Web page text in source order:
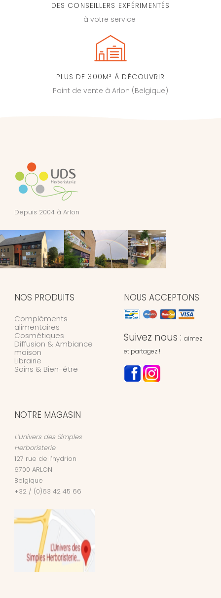
DES CONSEILLERS EXPÉRIMENTÉS
à votre service
PLUS DE 300M² À DÉCOUVRIR
Point de vente à Arlon (Belgique)
Depuis 2004 à Arlon
NOS PRODUITS
Compléments
alimentaires
Cosmétiques
Diffusion & Ambiance
maison
Librairie
Soins & Bien-être
NOUS ACCEPTONS
Suivez nous : aimez
et partagez !
NOTRE MAGASIN
L’Univers des Simples
Herboristerie
127 rue de l’hydrion
6700 ARLON
Belgique
+32 / (0)63 42 45 66